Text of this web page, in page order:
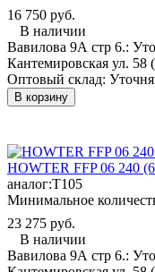
16 750 руб.
В наличии
Вавилова 9А стр 6.:
Кантемировская ул. 58
Оптовый склад:
В корзину
HOWTER FFP 06 240
аналог:T105
Минимальное
23 275 руб.
В наличии
Вавилова 9А стр 6.: